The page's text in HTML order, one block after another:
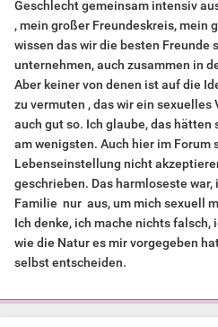
Geschlecht gemeinsam intensiv
, mein großer Freundeskreis, mein
wissen das wir die besten Freunde
unternehmen, auch zusammen in
Aber keiner von denen ist auf die
zu vermuten , das wir ein
auch gut so. Ich glaube, das
am wenigsten. Auch hier im Forum
Lebenseinstellung nicht
geschrieben. Das harmloseste
Familie nur aus, um mich sexuell
Ich denke, ich mache nichts falsch,
wie die Natur es mir vorgegeben
selbst entscheiden.